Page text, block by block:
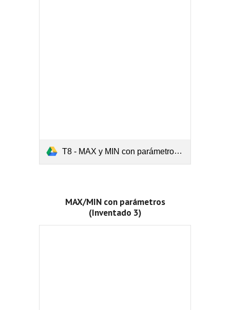
T8 - MAX y MIN con parámetros (Inventado 1).pdf
MAX/MIN con parámetros
(Inventado 3)